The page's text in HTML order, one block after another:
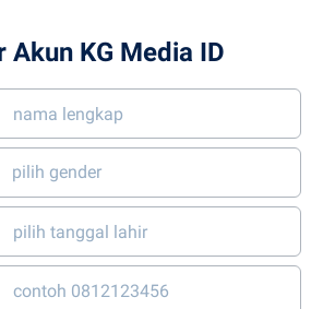
Akun KG Media ID